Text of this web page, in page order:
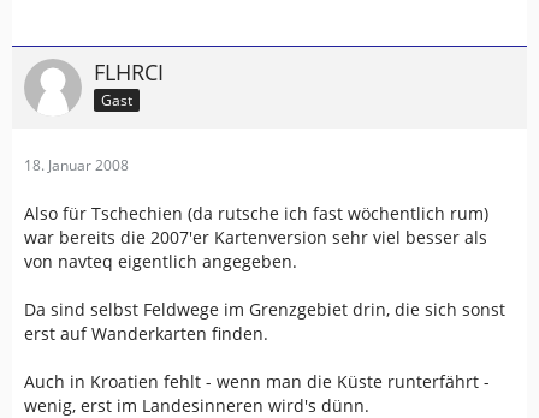
FLHRCI
Gast
18. Januar 2008
Also für Tschechien (da rutsche ich fast wöchentlich rum)
war bereits die 2007'er Kartenversion sehr viel besser als
von navteq eigentlich angegeben.
Da sind selbst Feldwege im Grenzgebiet drin, die sich sonst
erst auf Wanderkarten finden.
Auch in Kroatien fehlt - wenn man die Küste runterfährt -
wenig, erst im Landesinneren wird's dünn.